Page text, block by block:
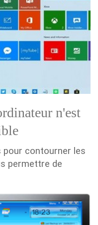
n'est
pour contourner les
permettre de